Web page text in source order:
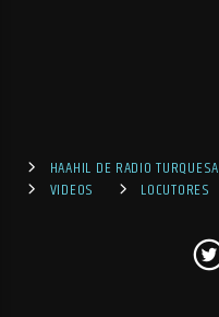
HAAHIL DE RADIO TURQUESA
VIDEOS
LOCUTORES